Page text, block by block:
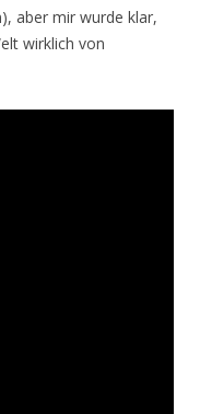
aber mir wurde klar,
wirklich von